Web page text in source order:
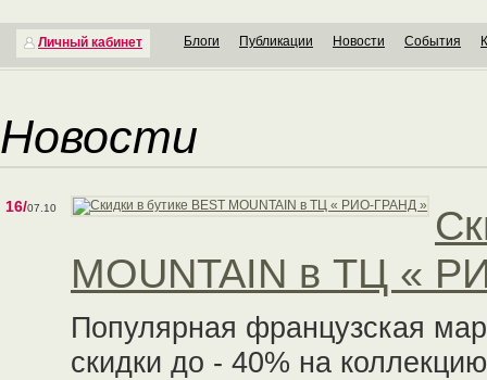
Личный кабинет Блоги Публикации Новости События
Новости
16/07.10
MOUNTAIN в ТЦ «
Популярная французская
скидки до - 40% на